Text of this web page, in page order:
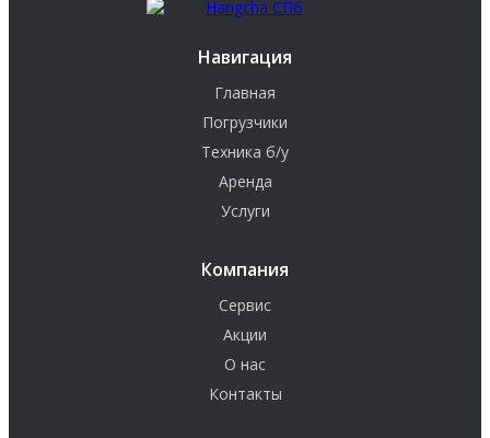
Навигация
Главная
Погрузчики
Техника б/у
Аренда
Услуги
Компания
Сервис
Акции
О нас
Контакты